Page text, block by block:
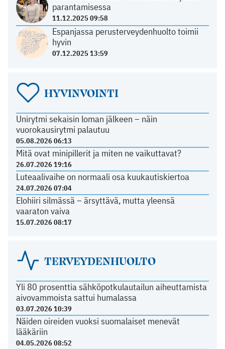
parantamisessa
11.12.2025 09:58
Espanjassa perusterveydenhuolto toimii
hyvin
07.12.2025 13:59
HYVINVOINTI
Unirytmi sekaisin loman jälkeen – näin
vuorokausirytmi palautuu
05.08.2026 06:13
Mitä ovat minipillerit ja miten ne vaikuttavat?
26.07.2026 19:16
Luteaalivaihe on normaali osa kuukautiskiertoa
24.07.2026 07:04
Elohiiri silmässä – ärsyttävä, mutta yleensä
vaaraton vaiva
15.07.2026 08:17
TERVEYDENHUOLTO
Yli 80 prosenttia sähköpotkulautailun aiheuttamista
aivovammoista sattui humalassa
03.07.2026 10:39
Näiden oireiden vuoksi suomalaiset menevät
lääkäriin
04.05.2026 08:52